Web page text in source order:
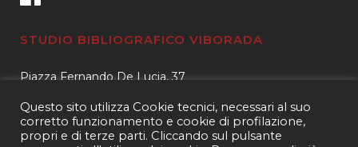
STUDIO BIBLIOGRAFICO VIBORADA
Piazza Fernando De Lucia, 37
Tel.3400596959 – 3404632889
email.info@viborada.it
Questo sito utilizza Cookie tecnici, necessari al suo
corretto funzionamento e cookie di profilazione,
propri e di terze parti. Cliccando sul pulsante